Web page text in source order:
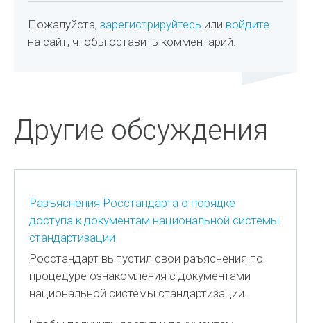
Пожалуйста,зарегистрируйтесь или войдите
на сайт, чтобы оставить комментарий.
Другие обсуждения
Разъяснения Росстандарта о порядке
доступа к документам национальной системы
стандартизации
Росстандарт выпустил свои раъяснения по
процедуре ознакомления с документами
национальной системы стандартизации.